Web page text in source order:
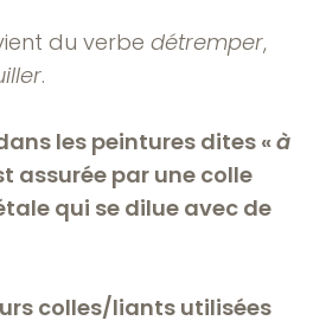
du verbedétremper,
.
les peintures dites «à
assurée par une colle
qui se dilue avec de
colles/liants utilisées